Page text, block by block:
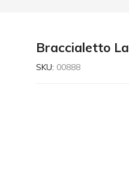
Braccialetto
SKU: 00888